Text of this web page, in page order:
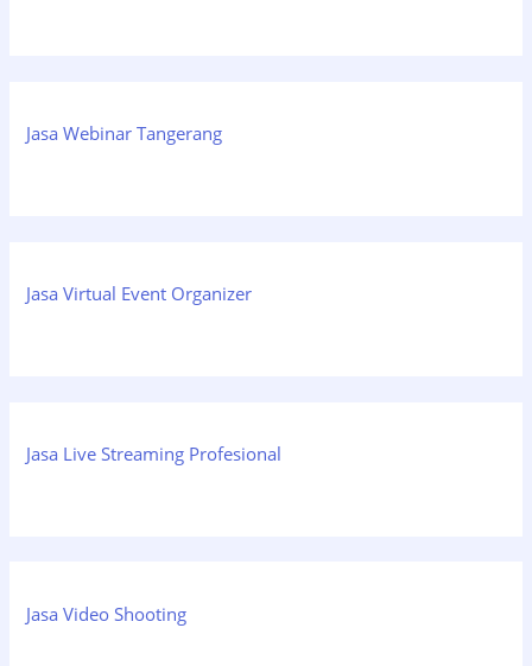
Jasa Webinar Tangerang
Jasa Virtual Event Organizer
Jasa Live Streaming Profesional
Jasa Video Shooting